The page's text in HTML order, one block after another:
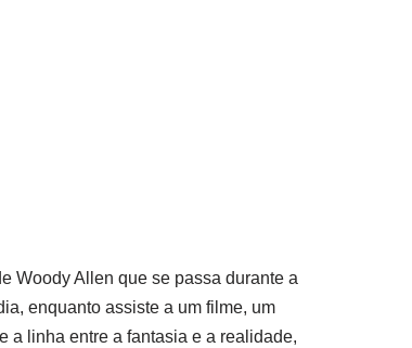
Woody Allen que se passa durante a
enquanto assiste a um filme, um
a linha entre a fantasia e a realidade,